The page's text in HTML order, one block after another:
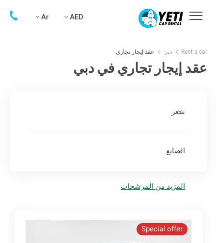
AED
Ar
Rent a car دبي عقد إيجار تجاري
عقد إيجار تجاري في دبي
سعر
الصانع
المزيد من المرشحات
Special offer